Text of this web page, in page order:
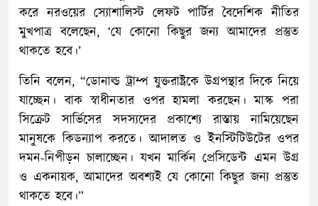
করে নরওয়ের স্যোশালিস্ট লেফট পার্টির বৈদেশিক নীতির
মুখপাত্র বলেছেন, ‘যে কোনো কিছুর জন্য আমাদের প্রস্তুত
থাকতে হবে।’
তিনি বলেন, “ডোনাল্ড ট্রাম্প যুক্তরাষ্ট্রকে উগ্রপন্থার দিকে নিয়ে
যাচ্ছেন। বাক স্বাধীনতার ওপর হামলা করছেন। মাস্ক পরা
সিক্রেট সার্ভিসের সদস্যদের প্রকাশ্যে রাস্তায় নামিয়েছেন
মানুষকে কিডন্যাপ করতে। আদালত ও ইনস্টিটিউটের ওপর
দমন-নিপীড়ন চালাচ্ছেন। যখন মার্কিন প্রেসিডেন্ট এমন উগ্র
ও একনায়ক, আমাদের অবশ্যই যে কোনো কিছুর জন্য প্রস্তুত
থাকতে হবে।”